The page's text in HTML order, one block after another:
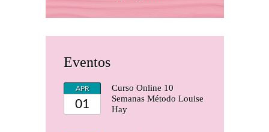
Eventos
APR
01
Curso Online 10
Semanas Método Louise
Hay